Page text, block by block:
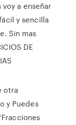
voy a enseñar
y sencilla
Sin mas
DE
otra
y Puedes